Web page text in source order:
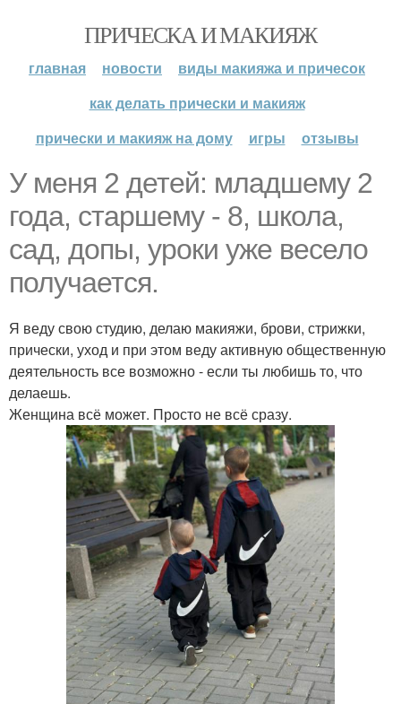
ПРИЧЕСКА И МАКИЯЖ
главная новости
виды макияжа и причесок
как делать прически и макияж
прически и макияж на дому
игры отзывы
У меня 2 детей: младшему 2
года, старшему - 8, школа,
сад, допы, уроки уже весело
получается.
Я веду свою студию, делаю макияжи, брови, стрижки,
прически, уход и при этом веду активную общественную
деятельность все возможно - если ты любишь то, что
делаешь.
Женщина всё может. Просто не всё сразу.